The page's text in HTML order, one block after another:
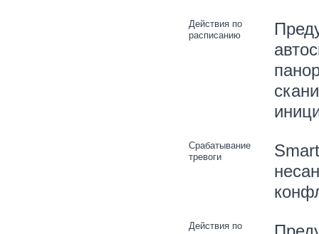
Действия по
расписанию
Срабатывание
тревоги
Действия по